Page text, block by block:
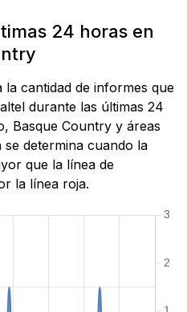
24 horas en
la cantidad de informes que
durante las últimas 24
Basque Country y áreas
determina cuando la
que la línea de
la línea roja.